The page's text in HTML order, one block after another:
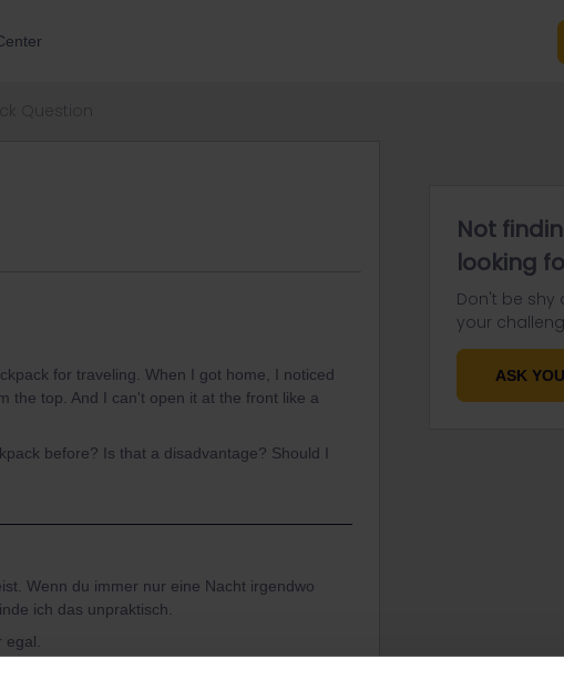
for traveling. When I got home, I noticed
the top. And I can't open it at the front like a
before? Is that a disadvantage? Should I
Wenn du immer nur eine Nacht irgendwo
ich das unpraktisch.
Not
looking
Don't be shy
your
ASK